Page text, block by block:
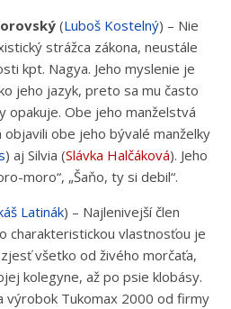
(Luboš Kostelný) – Nie
strážca zákona, neustále
kpt. Nagya. Jeho myslenie je
jeho jazyk, preto sa mu často
opakuje. Obe jeho manželstvá
obe jeho bývalé manželky
) aj Silvia (Slávka Halčáková). Jeho
moro“, „Šaňo, ty si debil“.
Latinák) – Najlenivejší člen
charakteristickou vlastnosťou je
všetko od živého morčaťa,
kolegyne, až po psie klobásy.
výrobok Tukomax 2000 od firmy